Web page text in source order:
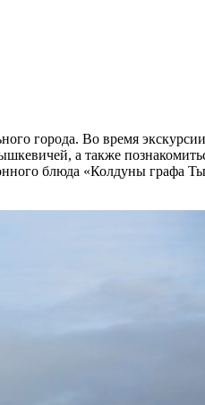
города. Во время
а также
блюда «Колдуны графа